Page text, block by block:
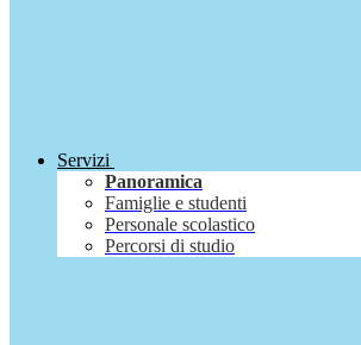
Servizi
Panoramica
Famiglie e studenti
Personale scolastico
Percorsi di studio